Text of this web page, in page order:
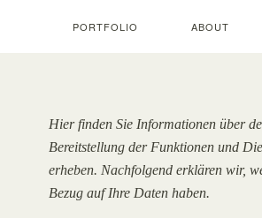
PORTFOLIO ABOUT
Hier finden Sie Informationen über
Bereitstellung der Funktionen und
erheben. Nachfolgend erklären wir,
Bezug auf Ihre Daten haben.